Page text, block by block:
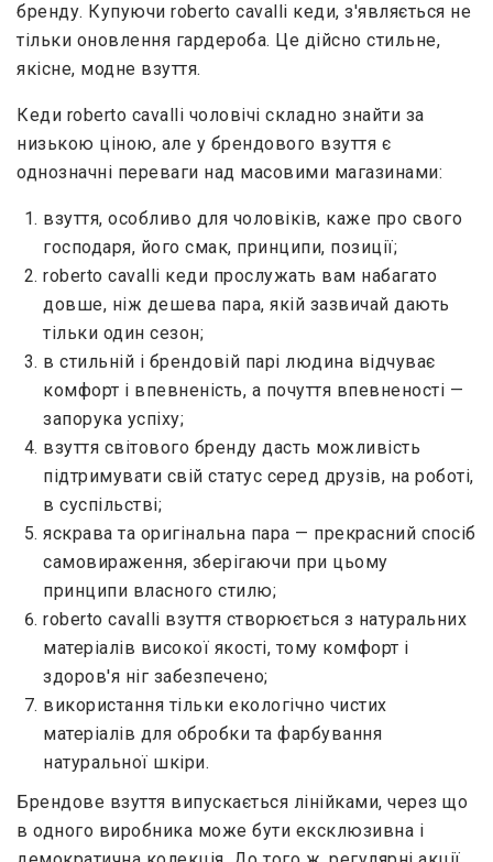
бренду. Купуючи roberto cavalli кеди, з'являється не
тільки оновлення гардероба. Це дійсно стильне,
якісне, модне взуття.
Кеди roberto cavalli чоловічі складно знайти за
низькою ціною, але у брендового взуття є
однозначні переваги над масовими магазинами:
взуття, особливо для чоловіків, каже про свого
господаря, його смак, принципи, позиції;
roberto cavalli кеди прослужать вам набагато
довше, ніж дешева пара, якій зазвичай дають
тільки один сезон;
в стильній і брендовій парі людина відчуває
комфорт і впевненість, а почуття впевненості —
запорука успіху;
взуття світового бренду дасть можливість
підтримувати свій статус серед друзів, на роботі,
в суспільстві;
яскрава та оригінальна пара — прекрасний спосіб
самовираження, зберігаючи при цьому
принципи власного стилю;
roberto cavalli взуття створюється з натуральних
матеріалів високої якості, тому комфорт і
здоров'я ніг забезпечено;
використання тільки екологічно чистих
матеріалів для обробки та фарбування
натуральної шкіри.
Брендове взуття випускається лінійками, через що
в одного виробника може бути ексклюзивна і